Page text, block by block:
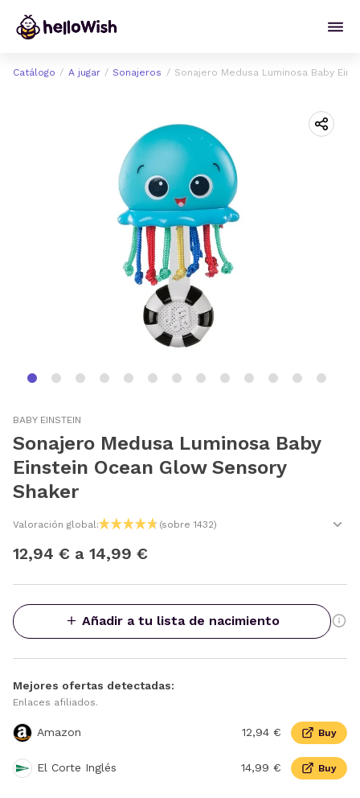
Catálogo A jugar Sonajeros Sonajero Medusa Luminosa Baby
BABY EINSTEIN
Sonajero Medusa Luminosa Baby
Einstein Ocean Glow Sensory
Shaker
Valoración global: (sobre 1432)
12,94 € a 14,99 €
Añadir a tu lista de nacimiento
Mejores ofertas detectadas:
Enlaces afiliados.
Amazon 12,94 € Buy
El Corte Inglés 14,99 € Buy